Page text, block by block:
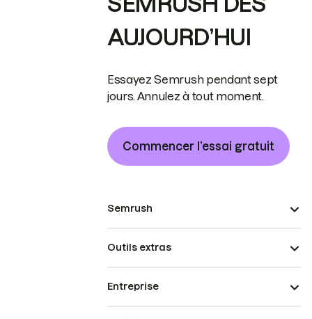
AUJOURD’HUI
Essayez Semrush pendant sept
jours. Annulez à tout moment.
Commencer l’essai gratuit
Semrush
Outils extras
Entreprise